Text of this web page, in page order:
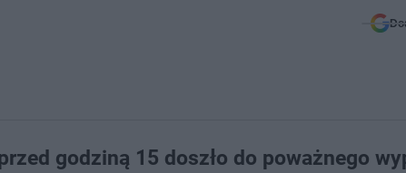
godziną 15 doszło do poważnego